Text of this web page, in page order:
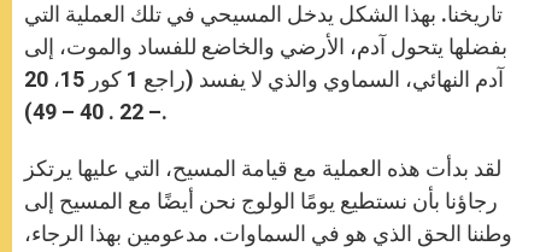
تاريخنا. بهذا الشكل يدخل المسيحي في تلك العملية التي
بفضلها يتحول آدم، الأرضي والخاضع للفساد والموت، إلى
آدم النهائي، السماوي والذي لا يفسد (راجع 1 كور 15، 20
– 22 . 40 – 49).
لقد بدأت هذه العملية مع قيامة المسيح، التي عليها يرتكز
رجاؤنا بأن نستطيع يومًا الولوج نحن أيضًا مع المسيح إلى
وطننا الحق الذي هو في السماوات. مدعومين بهذا الرجاء،